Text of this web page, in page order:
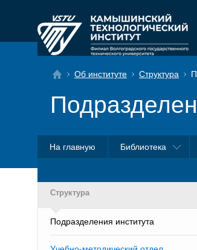
Об институте Структура
На главную Библиотека
Структура
Подразделения института